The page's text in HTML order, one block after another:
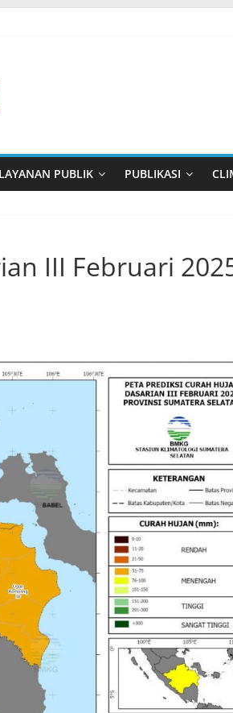
LAYANAN PUBLIK PUBLIKASI
III Februari